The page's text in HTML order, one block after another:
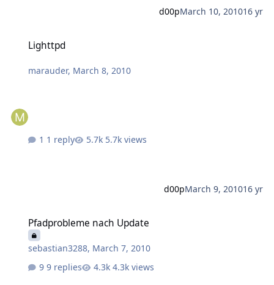
d00pMarch 10, 201016 yr
Lighttpd
marauder, March 8, 2010
1 reply 5.7k views
d00pMarch 9, 201016 yr
Pfadprobleme nach Update
sebastian3288, March 7, 2010
9 replies
4.3k views